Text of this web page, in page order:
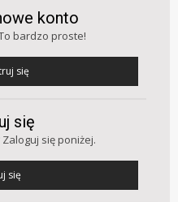
konto
bardzo proste!
się
się
się poniżej.
się